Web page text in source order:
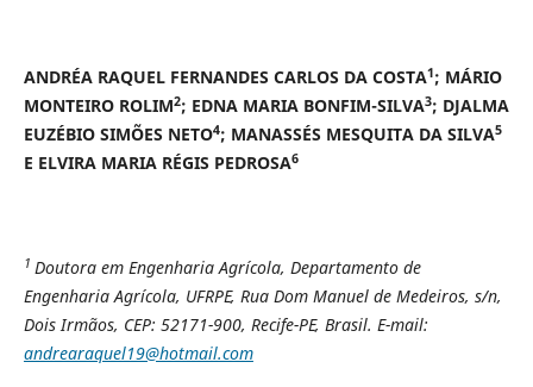
ANDRÉA RAQUEL FERNANDES CARLOS DA COSTA1; MÁRIO
MONTEIRO ROLIM2; EDNA MARIA BONFIM-SILVA3; DJALMA
EUZÉBIO SIMÕES NETO4; MANASSÉS MESQUITA DA SILVA5
E ELVIRA MARIA RÉGIS PEDROSA6
1 Doutora em Engenharia Agrícola, Departamento de
Engenharia Agrícola, UFRPE, Rua Dom Manuel de Medeiros, s/n,
Dois Irmãos, CEP: 52171-900, Recife-PE, Brasil. E-mail:
andrearaquel19@hotmail.com